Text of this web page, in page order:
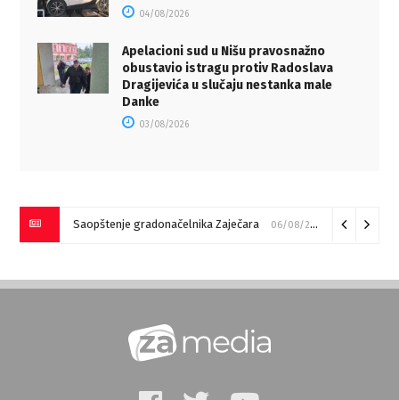
04/08/2026
Apelacioni sud u Nišu pravosnažno
obustavio istragu protiv Radoslava
Dragijevića u slučaju nestanka male
Danke
03/08/2026
Saopštenje gradonačelnika Zaječara 06/08/2026